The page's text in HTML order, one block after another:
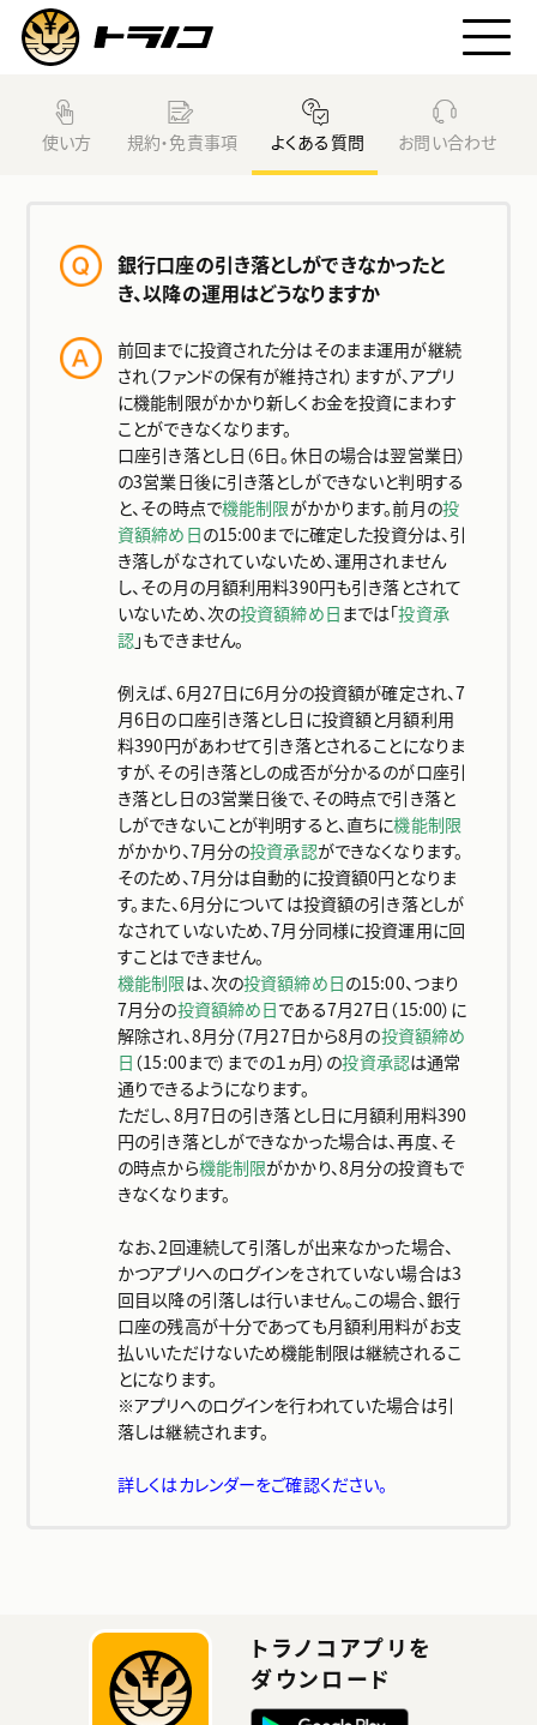
トラノコとは
始め方
利用料
ニュース
トラの知恵
お客さまサポート
新規登録
ログイン
使い方 規約・免責事項 よくある質問 お問い合わせ
銀行口座の引き落としができなかったと
き、以降の運用はどうなりますか
前回までに投資された分はそのまま運用が継続
され（ファンドの保有が維持され）ますが、アプリ
に機能制限がかかり新しくお金を投資にまわす
ことができなくなります。
口座引き落とし日（6日。休日の場合は翌営業日）
の3営業日後に引き落としができないと判明する
と、その時点で機能制限がかかります。前月の投
資額締め日の15:00までに確定した投資分は、引
き落しがなされていないため、運用されません
し、その月の月額利用料390円も引き落とされて
いないため、次の投資額締め日 までは「投資承
認」もできません。
例えば、6月27日に6月分の投資額が確定され、7
月6日の口座引き落とし日に投資額と月額利用
料390円があわせて引き落とされることになりま
すが、その引き落としの成否が分かるのが口座引
き落とし日の3営業日後で、その時点で引き落と
しができないことが判明すると、直ちに機能制限
がかかり、7月分の投資承認ができなくなります。
そのため、7月分は自動的に投資額0円となりま
す。また、6月分については投資額の引き落としが
なされていないため、7月分同様に投資運用に回
すことはできません。
機能制限は、次の投資額締め日の15:00、つまり
7月分の投資額締め日である7月27日（15:00）に
解除され、8月分（7月27日から8月の投資額締め
日 （15:00まで）までの１ヵ月）の投資承認は通常
通りできるようになります。
ただし、8月7日の引き落とし日に月額利用料390
円の引き落としができなかった場合は、再度、そ
の時点から機能制限がかかり、8月分の投資もで
きなくなります。
なお、2回連続して引落しが出来なかった場合、
かつアプリへのログインをされていない場合は3
回目以降の引落しは行いません。この場合、銀行
口座の残高が十分であっても月額利用料がお支
払いいただけないため機能制限は継続されるこ
とになります。
※アプリへのログインを行われていた場合は引
落しは継続されます。
詳しくはカレンダーをご確認ください。
トラノコアプリを
ダウンロード